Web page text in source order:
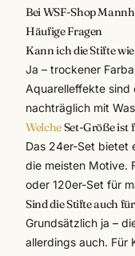
Bei WSF-Shop
Häufige Fragen
Kann ich die Stifte
Ja – trockener
Aquarelleffekte sind
nachträglich mit
WelcheSet-Größe ist
Das 24er-Set bietet
die meisten Motive.
oder 120er-Set für
Sind die Stifte auch
Grundsätzlich ja –
allerdings auch. Für